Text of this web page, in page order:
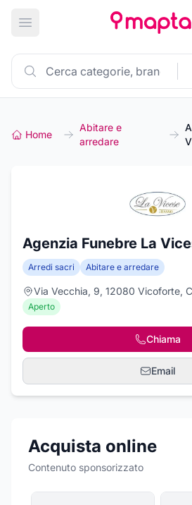
Apri menu principale
Home
Abitare e
arredare
Agenzia Funebre La
Arredi sacri Abitare e arredare
Via Vecchia, 9, 12080 Vicoforte,
Aperto
Chiama
Email
Acquista online
Contenuto sponsorizzato